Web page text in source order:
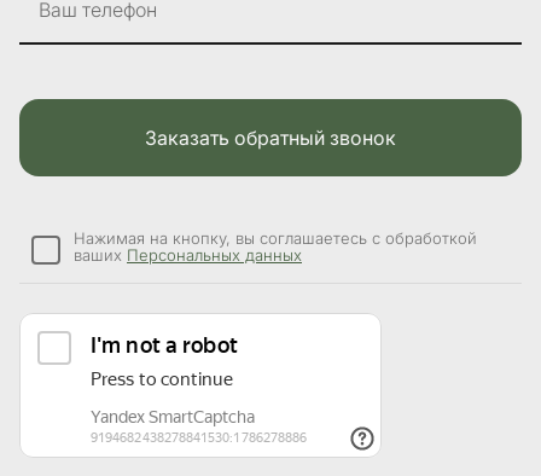
Ваш телефон
Заказать обратный звонок
Нажимая на кнопку, вы соглашаетесь с обработкой
ваших Персональных данных